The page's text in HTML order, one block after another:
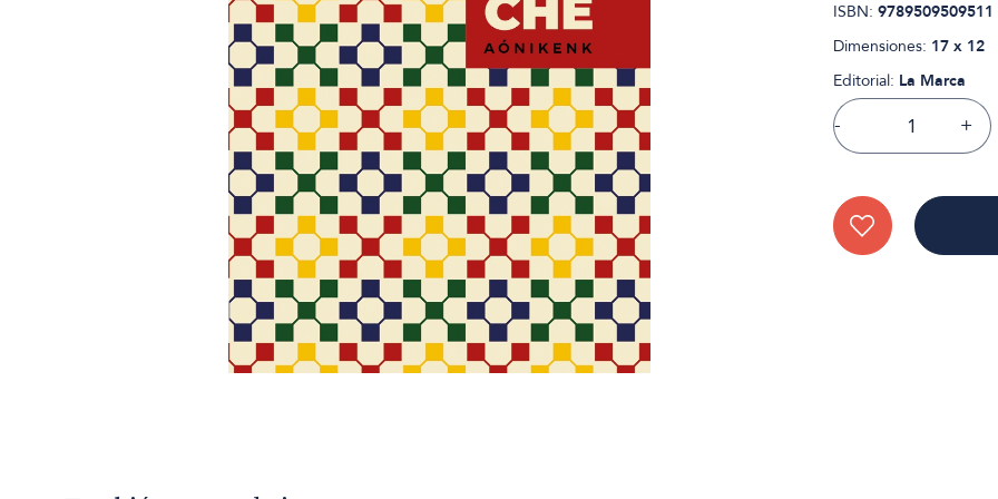
ISBN: 9789509509511
Dimensiones: 17 x 12
Editorial: La Marca
- +